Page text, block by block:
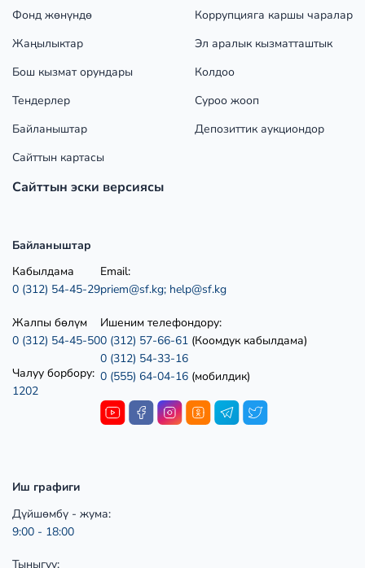
Фонд жөнүндө
Жаңылыктар
Бош кызмат орундары
Тендерлер
Байланыштар
Сайттын картасы
Сайттын эски версиясы
Коррупцияга каршы чаралар
Эл аралык кызматташтык
Колдоо
Суроо жооп
Депозиттик аукциондор
Байланыштар
Кабылдама
0 (312) 54-45-29
Жалпы бөлүм
0 (312) 54-45-50
Чалуу борбору:
1202
Email:
priem@sf.kg; help@sf.kg
Ишеним телефондору:
0 (312) 57-66-61 (Коомдук кабылдама)
0 (312) 54-33-16
0 (555) 64-04-16 (мобилдик)
Иш графиги
Дүйшөмбү - жума:
9:00 - 18:00
Тыныгуу: